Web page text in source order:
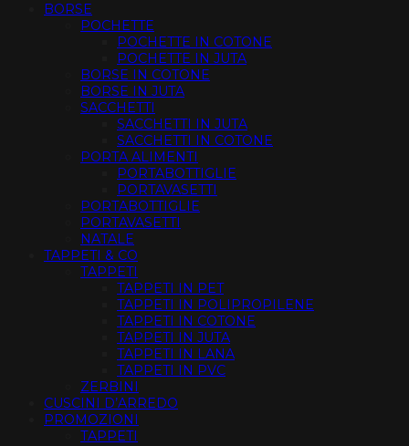
BORSE
POCHETTE
POCHETTE IN COTONE
POCHETTE IN JUTA
BORSE IN COTONE
BORSE IN JUTA
SACCHETTI
SACCHETTI IN JUTA
SACCHETTI IN COTONE
PORTA ALIMENTI
PORTABOTTIGLIE
PORTAVASETTI
PORTABOTTIGLIE
PORTAVASETTI
NATALE
TAPPETI & CO
TAPPETI
TAPPETI IN PET
TAPPETI IN POLIPROPILENE
TAPPETI IN COTONE
TAPPETI IN JUTA
TAPPETI IN LANA
TAPPETI IN PVC
ZERBINI
CUSCINI D’ARREDO
PROMOZIONI
TAPPETI